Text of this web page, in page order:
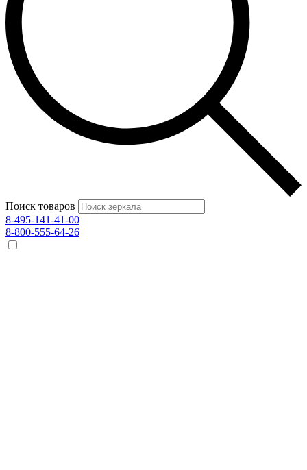
Поиск товаров
8-495-141-41-00
8-800-555-64-26